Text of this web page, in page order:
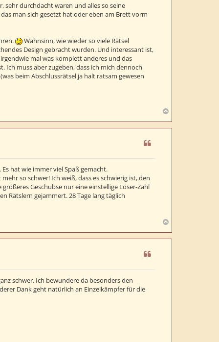
sehr durchdacht waren und alles so seine
man sich gesetzt hat oder eben am Brett vorm
Wahnsinn, wie wieder so viele Rätsel
Design gebracht wurden. Und interessant ist,
mal was komplett anderes und das
Ich muss aber zugeben, dass ich mich dennoch
beim Abschlussrätsel ja halt ratsam gewesen
c
hat wie immer viel Spaß gemacht.
so schwer! Ich weiß, dass es schwierig ist, den
Geschubse nur eine einstellige Löser-Zahl
Rätslern gejammert. 28 Tage lang täglich
a
c
schwer. Ich bewundere da besonders den
Dank geht natürlich an Einzelkämpfer für die